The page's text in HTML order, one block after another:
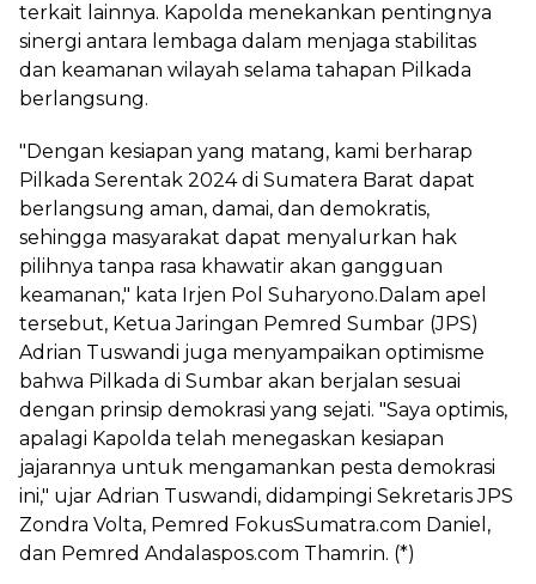
terkait lainnya. Kapolda menekankan pentingnya
sinergi antara lembaga dalam menjaga stabilitas
dan keamanan wilayah selama tahapan Pilkada
berlangsung.
"Dengan kesiapan yang matang, kami berharap
Pilkada Serentak 2024 di Sumatera Barat dapat
berlangsung aman, damai, dan demokratis,
sehingga masyarakat dapat menyalurkan hak
pilihnya tanpa rasa khawatir akan gangguan
keamanan," kata Irjen Pol Suharyono.Dalam apel
tersebut, Ketua Jaringan Pemred Sumbar (JPS)
Adrian Tuswandi juga menyampaikan optimisme
bahwa Pilkada di Sumbar akan berjalan sesuai
dengan prinsip demokrasi yang sejati. "Saya optimis,
apalagi Kapolda telah menegaskan kesiapan
jajarannya untuk mengamankan pesta demokrasi
ini," ujar Adrian Tuswandi, didampingi Sekretaris JPS
Zondra Volta, Pemred FokusSumatra.com Daniel,
dan Pemred Andalaspos.com Thamrin. (*)